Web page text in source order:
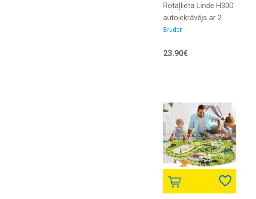
Rotaļlieta Linde H30D
autoiekrāvējs ar 2
paletēm | BR02511 |
Bruder
23.90€